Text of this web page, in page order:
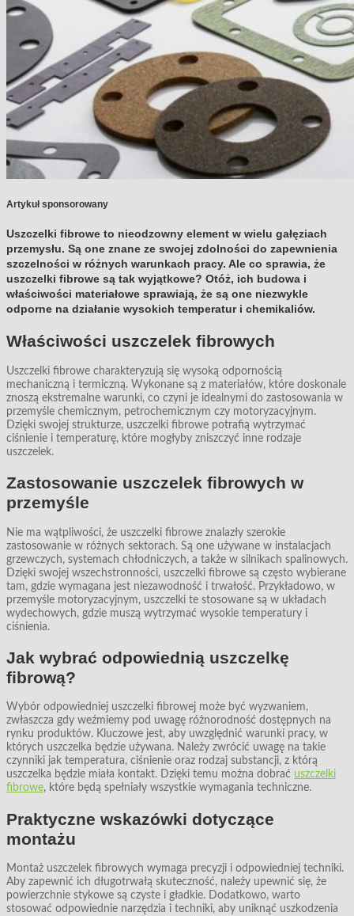
Artykuł sponsorowany
Uszczelki fibrowe to nieodzowny element w wielu gałęziach
przemysłu. Są one znane ze swojej zdolności do zapewnienia
szczelności w różnych warunkach pracy. Ale co sprawia, że
uszczelki fibrowe są tak wyjątkowe? Otóż, ich budowa i
właściwości materiałowe sprawiają, że są one niezwykle
odporne na działanie wysokich temperatur i chemikaliów.
Właściwości uszczelek fibrowych
Uszczelki fibrowe charakteryzują się wysoką odpornością
mechaniczną i termiczną. Wykonane są z materiałów, które doskonale
znoszą ekstremalne warunki, co czyni je idealnymi do zastosowania w
przemyśle chemicznym, petrochemicznym czy motoryzacyjnym.
Dzięki swojej strukturze, uszczelki fibrowe potrafią wytrzymać
ciśnienie i temperaturę, które mogłyby zniszczyć inne rodzaje
uszczelek.
Zastosowanie uszczelek fibrowych w
przemyśle
Nie ma wątpliwości, że uszczelki fibrowe znalazły szerokie
zastosowanie w różnych sektorach. Są one używane w instalacjach
grzewczych, systemach chłodniczych, a także w silnikach spalinowych.
Dzięki swojej wszechstronności, uszczelki fibrowe są często wybierane
tam, gdzie wymagana jest niezawodność i trwałość. Przykładowo, w
przemyśle motoryzacyjnym, uszczelki te stosowane są w układach
wydechowych, gdzie muszą wytrzymać wysokie temperatury i
ciśnienia.
Jak wybrać odpowiednią uszczelkę
fibrową?
Wybór odpowiedniej uszczelki fibrowej może być wyzwaniem,
zwłaszcza gdy weźmiemy pod uwagę różnorodność dostępnych na
rynku produktów. Kluczowe jest, aby uwzględnić warunki pracy, w
których uszczelka będzie używana. Należy zwrócić uwagę na takie
czynniki jak temperatura, ciśnienie oraz rodzaj substancji, z którą
uszczelka będzie miała kontakt. Dzięki temu można dobrać uszczelki
fibrowe, które będą spełniały wszystkie wymagania techniczne.
Praktyczne wskazówki dotyczące
montażu
Montaż uszczelek fibrowych wymaga precyzji i odpowiedniej techniki.
Aby zapewnić ich długotrwałą skuteczność, należy upewnić się, że
powierzchnie stykowe są czyste i gładkie. Dodatkowo, warto
stosować odpowiednie narzędzia i techniki, aby uniknąć uszkodzenia